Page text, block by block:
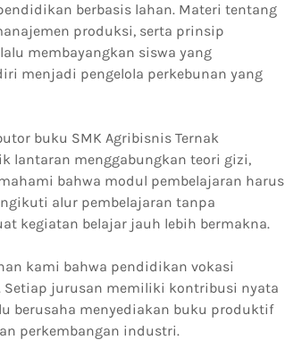
berbasis lahan. Materi tentang
produksi, serta prinsip
membayangkan siswa yang
menjadi pengelola perkebunan yang
buku SMK Agribisnis Ternak
lantaran menggabungkan teori gizi,
bahwa modul pembelajaran harus
alur pembelajaran tanpa
kegiatan belajar jauh lebih bermakna.
kami bahwa pendidikan vokasi
Setiap jurusan memiliki kontribusi nyata
berusaha menyediakan buku produktif
perkembangan industri.